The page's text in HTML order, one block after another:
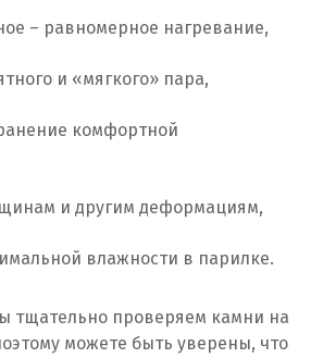
– равномерное нагревание,
и «мягкого» пара,
комфортной
и другим деформациям,
влажности в парилке.
тщательно проверяем камни на
можете быть уверены, что